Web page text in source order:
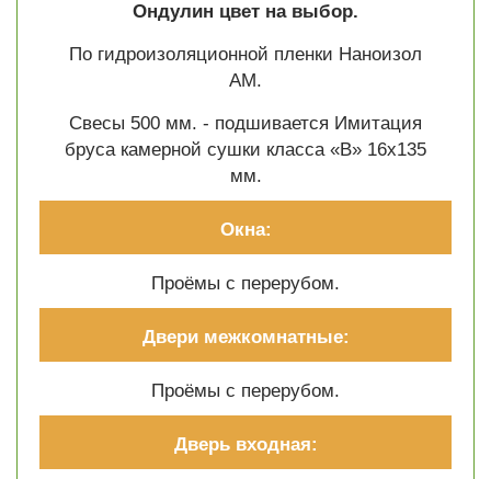
Ондулин цвет на выбор.
По гидроизоляционной пленки Наноизол
АМ.
Свесы 500 мм. - подшивается Имитация
бруса камерной сушки класса «В» 16х135
мм.
Окна:
Проёмы с перерубом.
Двери межкомнатные:
Проёмы с перерубом.
Дверь входная: